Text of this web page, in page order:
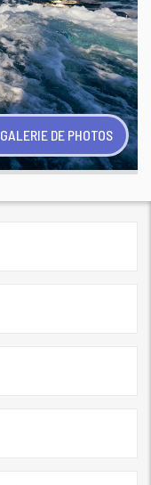
GALERIE DE PHOTOS